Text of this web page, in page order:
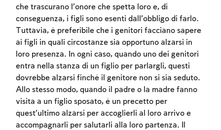
che trascurano l’onore che spetta loro e, di
conseguenza, i figli sono esenti dall’obbligo di farlo.
Tuttavia, è preferibile che i genitori facciano sapere
ai figli in quali circostanze sia opportuno alzarsi in
loro presenza. In ogni caso, quando uno dei genitori
entra nella stanza di un figlio per parlargli, questi
dovrebbe alzarsi finché il genitore non si sia seduto.
Allo stesso modo, quando il padre o la madre fanno
visita a un figlio sposato, è un precetto per
quest’ultimo alzarsi per accoglierli al loro arrivo e
accompagnarli per salutarli alla loro partenza. Il